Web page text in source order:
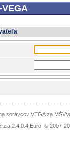
VEGA
správcov VEGA za
2.4.0.4 Euro. © 2007-